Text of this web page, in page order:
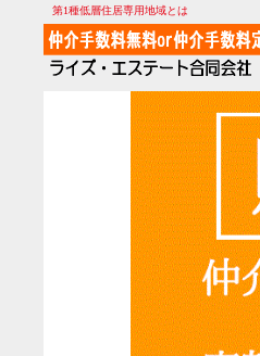
第1種低層住居専用地域とは